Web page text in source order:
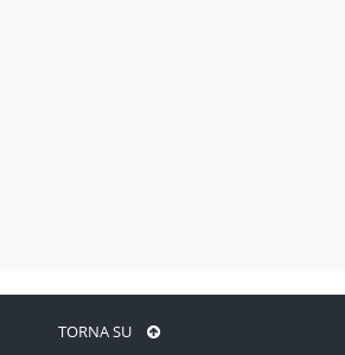
TORNA SU